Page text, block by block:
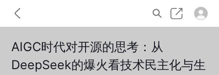
AIGC时代对开源的思考：从
DeepSeek的爆火看技术民主化与生